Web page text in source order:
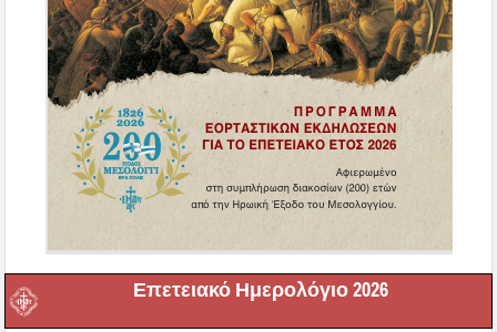
Επετειακό Ημερολόγιο 2026